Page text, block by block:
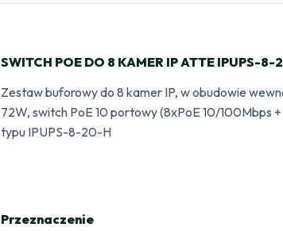
SWITCH POE DO 8 KAMER IP ATTE IPUPS-8-
Zestaw buforowy do 8 kamer IP, w obudowie
72W, switch PoE 10 portowy (8xPoE 10/100Mbps
typu IPUPS-8-20-H
Przeznaczenie